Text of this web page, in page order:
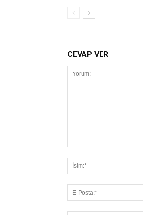
CEVAP VER